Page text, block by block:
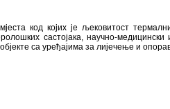
код којих је љековитост
састојака, научно-медицински
објекте са уређајима за лијечење и